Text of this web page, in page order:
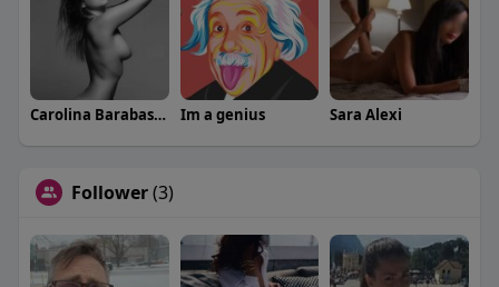
Carolina Barabaschi Im a genius Sara Alexi
Follower(3)